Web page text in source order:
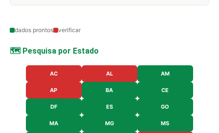
dados prontos verificar
🗺️ Pesquisa por Estado
AC AL AM
AP BA CE
DF ES GO
MA MG MS